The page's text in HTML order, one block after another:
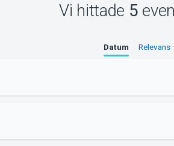
Vi hittade 5
Datum Relevans